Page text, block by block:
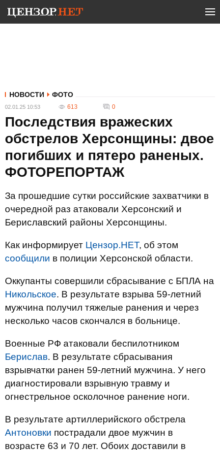
НОВОСТИ ФОТО
02.01.25 10:53 613 0
Последствия вражеских
обстрелов Херсонщины: двое
погибших и пятеро раненых.
ФОТОРЕПОРТАЖ
За прошедшие сутки российские захватчики в
очередной раз атаковали Херсонский и
Бериславский районы Херсонщины.
Как информирует Цензор.НЕТ, об этом
сообщили в полиции Херсонской области.
Оккупанты совершили сбрасывание с БПЛА на
Никольское. В результате взрыва 59-летний
мужчина получил тяжелые ранения и через
несколько часов скончался в больнице.
Военные РФ атаковали беспилотником
Берислав. В результате сбрасывания
взрывчатки ранен 59-летний мужчина. У него
диагностировали взрывную травму и
огнестрельное осколочное ранение ноги.
В результате артиллерийского обстрела
Антоновки пострадали двое мужчин в
возрасте 63 и 70 лет. Обоих доставили в